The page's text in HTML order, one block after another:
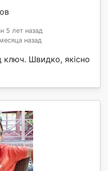
5 лет назад
назад
ключ. Швидко, якісно